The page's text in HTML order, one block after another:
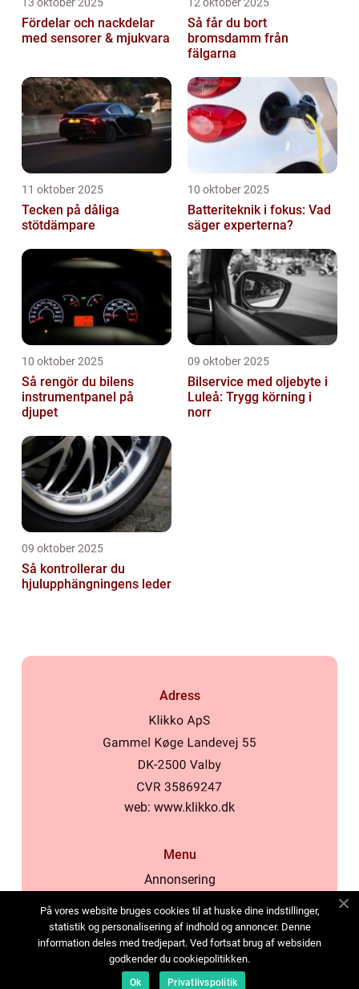
Fördelar och nackdelar
med sensorer & mjukvara
Så får du bort
bromsdamm från
fälgarna
11 oktober 2025
Tecken på dåliga
stötdämpare
10 oktober 2025
Batteriteknik i fokus: Vad
säger experterna?
10 oktober 2025
Så rengör du bilens
instrumentpanel på
djupet
09 oktober 2025
Bilservice med oljebyte i
Luleå: Trygg körning i
norr
09 oktober 2025
Så kontrollerar du
hjulupphängningens leder
Adress
web: www.klikko.dk
Menu
Annonsering
Cookies
Kontakta oss
Sitemap
På vores website bruges cookies til at huske dine indstillinger,
statistik og personalisering af indhold og annoncer. Denne
information deles med tredjepart. Ved fortsat brug af websiden
godkender du cookiepolitikken.
Ok Privatlivspolitik